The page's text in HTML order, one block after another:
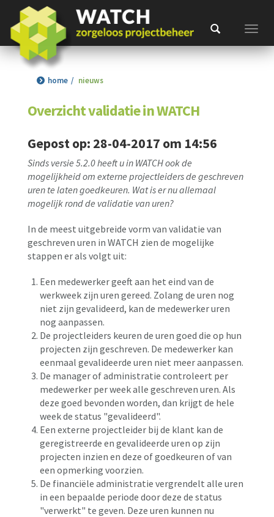
home nieuws
Overzicht validatie in WATCH
Gepost op: 28-04-2017 om 14:56
Sinds versie 5.2.0 heeft u in WATCH ook de
mogelijkheid om externe projectleiders de geschreven
uren te laten goedkeuren. Wat is er nu allemaal
mogelijk rond de validatie van uren?
In de meest uitgebreide vorm van validatie van
geschreven uren in WATCH zien de mogelijke
stappen er als volgt uit:
Een medewerker geeft aan het eind van de
werkweek zijn uren gereed. Zolang de uren nog
niet zijn gevalideerd, kan de medewerker uren
nog aanpassen.
De projectleiders keuren de uren goed die op hun
projecten zijn geschreven. De medewerker kan
eenmaal gevalideerde uren niet meer aanpassen.
De manager of administratie controleert per
medewerker per week alle geschreven uren. Als
deze goed bevonden worden, dan krijgt de hele
week de status "gevalideerd".
Een externe projectleider bij de klant kan de
geregistreerde en gevalideerde uren op zijn
projecten inzien en deze of goedkeuren of van
een opmerking voorzien.
De financiële administratie vergrendelt alle uren
in een bepaalde periode door deze de status
"verwerkt" te geven. Deze uren kunnen nu